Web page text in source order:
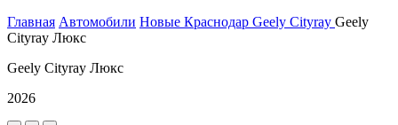
Главная Автомобили Новые Краснодар Geely Cityray Geely
Cityray Люкс
Geely Cityray Люкс
2026